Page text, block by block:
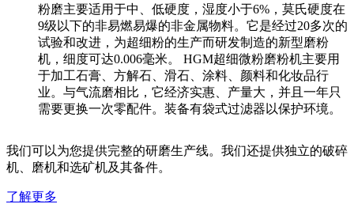
粉磨主要适用于中、低硬度，湿度小于6%，莫氏硬度在
9级以下的非易燃易爆的非金属物料。它是经过20多次的
试验和改进，为超细粉的生产而研发制造的新型磨粉
机，细度可达0.006毫米。 HGM超细微粉磨粉机主要用
于加工石膏、方解石、滑石、涂料、颜料和化妆品行
业。与气流磨相比，它经济实惠、产量大，并且一年只
需要更换一次零配件。装备有袋式过滤器以保护环境。
我们可以为您提供完整的研磨生产线。我们还提供独立的破碎
机、磨机和选矿机及其备件。
了解更多